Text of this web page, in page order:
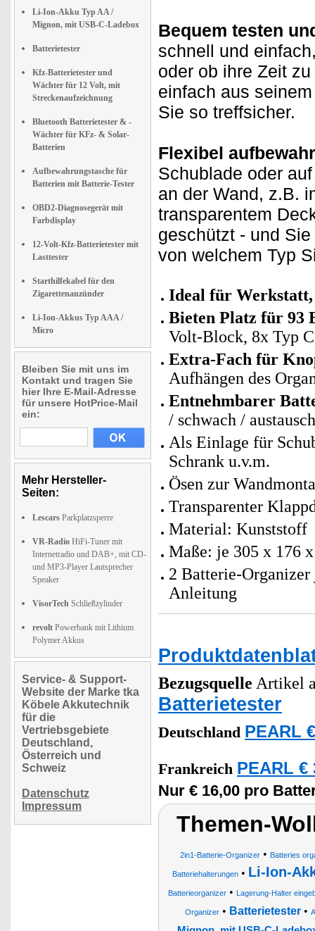
Li-Ion-Akku Typ AA /
Mignon, mit USB-C-Ladebox
Batterietester
Kfz-Batterietester und
Wächter für 12 Volt, mit
Streckenaufzeichnung
Bluetooth Batterietester & -
Wächter für KFz- & Solar-
Batterien
Aufbewahrungstasche für
Batterien mit Batterie-Tester
OBD2-Diagnosegerät mit
Farbdisplay
12-Volt-Kfz-Batterietester mit
Lasttester
Starthilfekabel für den
Zigarettenanzünder
Li-Ion-Akkus Typ AAA /
Micro
Bleiben Sie mit uns im
Kontakt und tragen Sie
hier Ihre E-Mail-Adresse
für unsere HotPrice-Mail
ein:
Mehr Hersteller-
Seiten:
Lescars Parkplatzsperre
VR-Radio HiFi-Tuner mit
Internetradio und DAB+, mit CD-
und MP3-Player Lautsprecher
Speaker
VisorTech Schließzylinder
revolt Powerbank mit Lithium
Polymer Akkus
Service- & Support-
Website der Marke tka
Köbele Akkutechnik
für die
Vertriebsgebiete
Deutschland,
Österreich und
Schweiz
Datenschutz
Impressum
Bequem testen
schnell und
oder ob ihre Zeit
einfach aus
Sie so treffsicher.
Flexibel
Schublade oder
an der Wand, z.B.
transparentem
geschützt - und
von welchem Typ
Ideal für Werkstatt,
Bieten Platz für 93
Volt-Block, 8x Typ
Extra-Fach für
Aufhängen des
Entnehmbarer
/ schwach /
Als Einlage für
Schrank u.v.m.
Ösen zur
Transparenter
Material: Kunststoff
Maße: je 305 x 176
2 Batterie-
Anleitung
Bezugsquelle Artikel
Batterietester
Deutschland PEARL
Frankreich PEARL €
Nur € 16,00 pro
Themen-
2in1-Batterie-Organizer• Batteries
Batteriehalterungen• Li-Ion-
Batterieorganizer• Lagerung-Halter
Organizer• Batterietester•